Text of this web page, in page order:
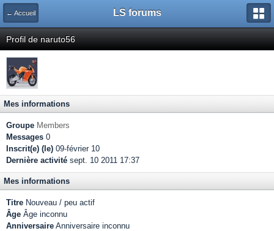
← Accueil LS forums
Profil de naruto56
Mes informations
Groupe Members
Messages 0
Inscrit(e) (le) 09-février 10
Dernière activité sept. 10 2011 17:37
Mes informations
Titre Nouveau / peu actif
Âge Âge inconnu
Anniversaire Anniversaire inconnu